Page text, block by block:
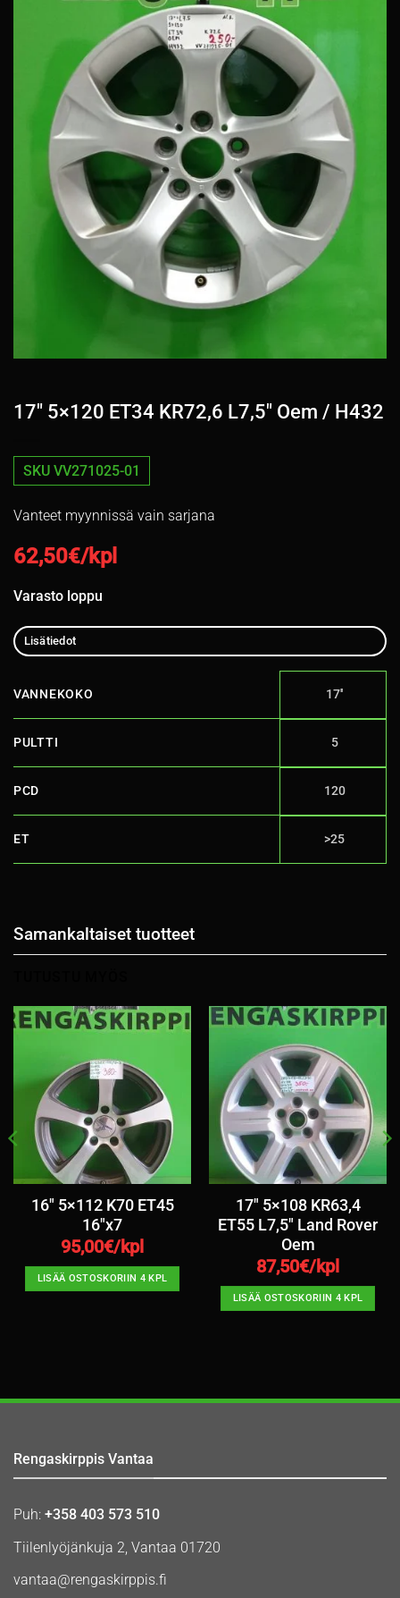
17″ 5×120 ET34 KR72,6 L7,5″ Oem / H432
SKU VV271025-01
Vanteet myynnissä vain sarjana
62,50€/kpl
Varasto loppu
Lisätiedot
VANNEKOKO 17''
PULTTI 5
PCD 120
ET >25
Samankaltaiset tuotteet
16″ 5×112 K70 ET45
16″x7
95,00€/kpl
LISÄÄ OSTOSKORIIN 4 KPL
17″ 5×108 KR63,4
ET55 L7,5″ Land Rover
Oem
87,50€/kpl
LISÄÄ OSTOSKORIIN 4 KPL
Rengaskirppis Vantaa
Puh: +358 403 573 510
Tiilenlyöjänkuja 2, Vantaa 01720
vantaa@rengaskirppis.fi